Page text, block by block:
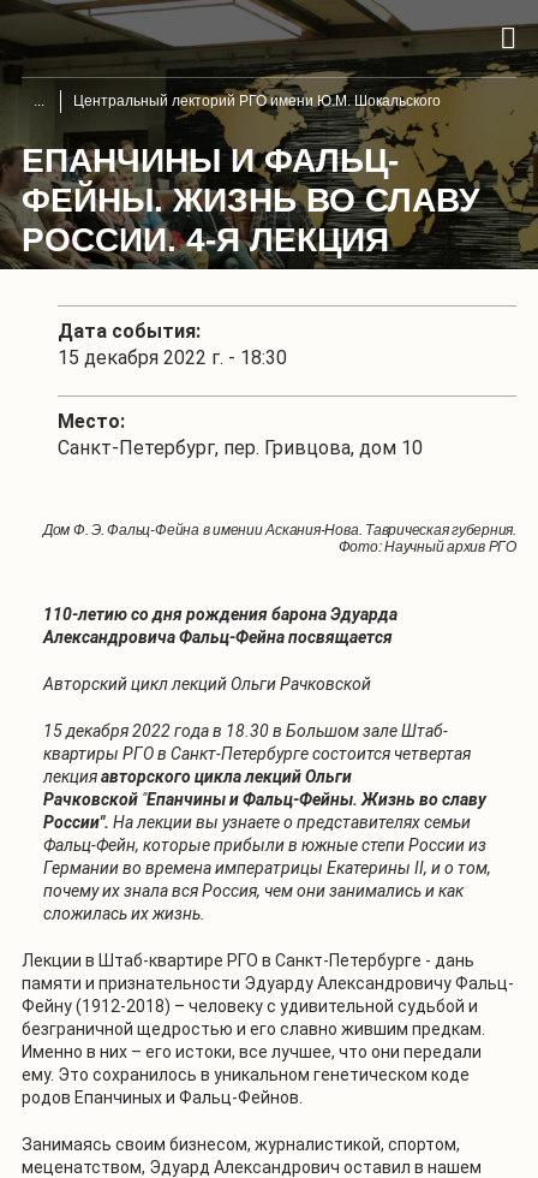
Центральный лекторий РГО имени Ю.М. Шокальского
ЕПАНЧИНЫ И ФАЛЬЦ-
ФЕЙНЫ. ЖИЗНЬ ВО СЛАВУ
РОССИИ. 4-Я ЛЕКЦИЯ
Дата события:
15 декабря 2022 г. - 18:30
Место:
Санкт-Петербург, пер. Гривцова, дом 10
Дом Ф. Э. Фальц-Фейна в имении Аскания-Нова. Таврическая губерния.
Фото: Научный архив РГО
110-летию со дня рождения баронаЭдуарда
Александровича Фальц-Фейна посвящается
Авторский цикл лекций Ольги Рачковской
15 декабря 2022 года в 18.30 в Большом зале Штаб-
квартиры РГО в Санкт-Петербурге состоится четвертая
лекцияавторского цикла лекций Ольги
Рачковской "Епанчины и Фальц-Фейны. Жизнь во славу
России". На лекции вы узнаете о представителях семьи
Фальц-Фейн, которые прибыли в южные степи России из
Германии во времена императрицы Екатерины II, и о том,
почему их знала вся Россия, чем они занимались и как
сложилась их жизнь.
Лекции в Штаб-квартире РГО в Санкт-Петербурге - дань
памяти и признательности Эдуарду Александровичу Фальц-
Фейну (1912-2018) – человеку с удивительной судьбой и
безграничной щедростью и его славно жившим предкам.
Именно в них – его истоки, все лучшее, что они передали
ему. Это сохранилось в уникальном генетическом коде
родов Епанчиных и Фальц-Фейнов.
Занимаясь своим бизнесом, журналистикой, спортом,
меценатством, Эдуард Александрович оставил в нашем